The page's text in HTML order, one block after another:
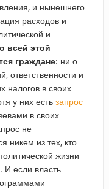
и нынешнего
расходов и
и
всей этой
граждане: ни о
ответственности и
налогов в своих
у них есть запрос
в своих
не
никем из тех, кто
жизни
И если власть